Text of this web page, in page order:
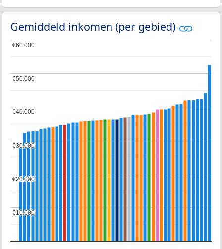
Gemiddeld inkomen (per gebied)
€10.000
€10.000
€20.000
€20.000
€30.000
€30.000
€40.000
€40.000
€50.000
€50.000
€60.000
€60.000